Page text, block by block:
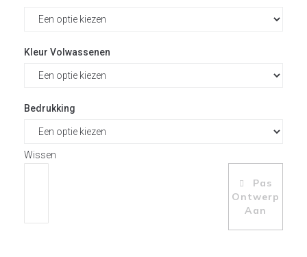
Kleur Volwassenen
Bedrukking
Wissen
Pas
Ontwerp
Aan